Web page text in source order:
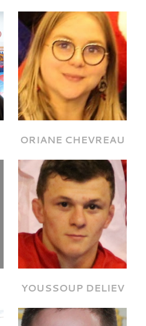
ORIANE CHEVREAU
YOUSSOUP DELIEV